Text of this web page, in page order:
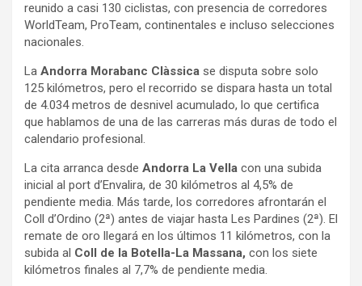
reunido a casi 130 ciclistas, con presencia de corredores
WorldTeam, ProTeam, continentales e incluso selecciones
nacionales.
La Andorra Morabanc Clàssica se disputa sobre solo
125 kilómetros, pero el recorrido se dispara hasta un total
de 4.034 metros de desnivel acumulado, lo que certifica
que hablamos de una de las carreras más duras de todo el
calendario profesional.
La cita arranca desde Andorra La Vella con una subida
inicial al port d’Envalira, de 30 kilómetros al 4,5% de
pendiente media. Más tarde, los corredores afrontarán el
Coll d’Ordino (2ª) antes de viajar hasta Les Pardines (2ª). El
remate de oro llegará en los últimos 11 kilómetros, con la
subida al Coll de la Botella-La Massana, con los siete
kilómetros finales al 7,7% de pendiente media.